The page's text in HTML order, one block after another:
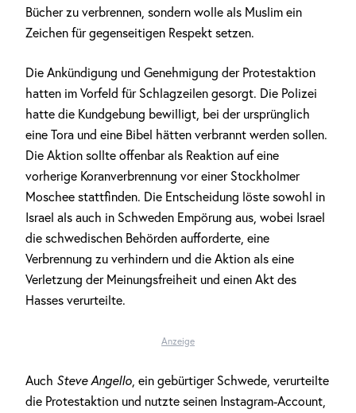
Bücher zu verbrennen, sondern wolle als Muslim ein
Zeichen für gegenseitigen Respekt setzen.
Die Ankündigung und Genehmigung der Protestaktion
hatten im Vorfeld für Schlagzeilen gesorgt. Die Polizei
hatte die Kundgebung bewilligt, bei der ursprünglich
eine Tora und eine Bibel hätten verbrannt werden sollen.
Die Aktion sollte offenbar als Reaktion auf eine
vorherige Koranverbrennung vor einer Stockholmer
Moschee stattfinden. Die Entscheidung löste sowohl in
Israel als auch in Schweden Empörung aus, wobei Israel
die schwedischen Behörden aufforderte, eine
Verbrennung zu verhindern und die Aktion als eine
Verletzung der Meinungsfreiheit und einen Akt des
Hasses verurteilte.
Anzeige
Auch Steve Angello, ein gebürtiger Schwede, verurteilte
die Protestaktion und nutzte seinen Instagram-Account,